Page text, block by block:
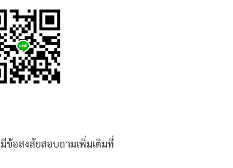
ข้อสงสัยสอบถามเพิ่มเติมที่